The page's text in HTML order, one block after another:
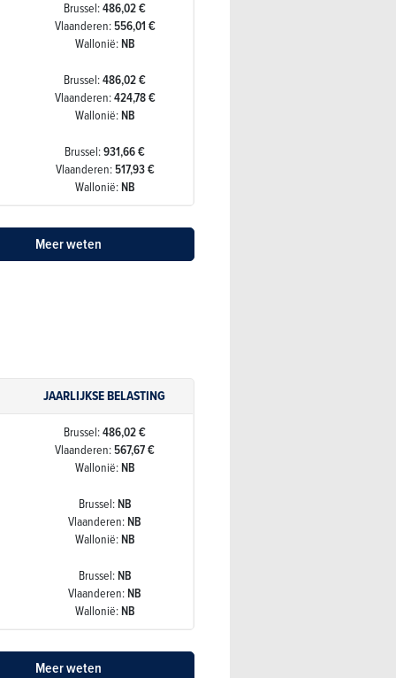
Brussel:486,02 €
Vlaanderen:556,01 €
Wallonië:NB
Brussel:486,02 €
Vlaanderen:424,78 €
Wallonië:NB
Brussel:931,66 €
Vlaanderen:517,93 €
Wallonië:NB
Meer weten
JAARLIJKSE BELASTING
Brussel:486,02 €
Vlaanderen:567,67 €
Wallonië:NB
Brussel:NB
Vlaanderen:NB
Wallonië:NB
Brussel:NB
Vlaanderen:NB
Wallonië:NB
Meer weten